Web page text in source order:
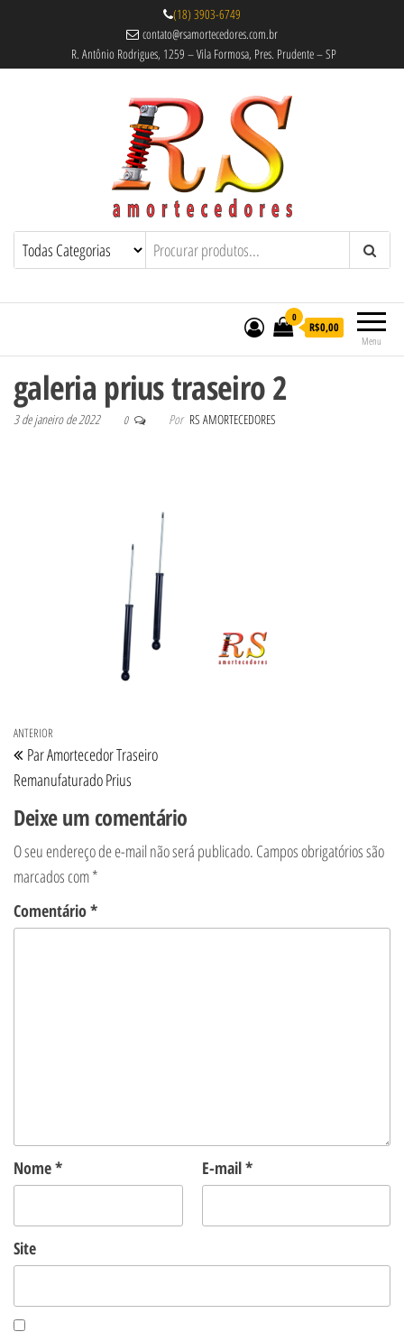
(18) 3903-6749
contato@rsamortecedores.com.br
R. Antônio Rodrigues, 1259 – Vila Formosa, Pres. Prudente – SP
Rs Amortecedores Recondicionados –
Suspensão e Molas
Amortecedores Recondicionados de
qualidade reconhecida.
Menu
0
R$0,00
galeria prius traseiro 2
3 de janeiro de 2022 0 Por RS AMORTECEDORES
Navegação de Post
Post anterior
ANTERIOR
Par Amortecedor Traseiro
Remanufaturado Prius
Deixe um comentário
O seu endereço de e-mail não será publicado. Campos obrigatórios são
marcados com*
Comentário*
Nome* E-mail*
Site